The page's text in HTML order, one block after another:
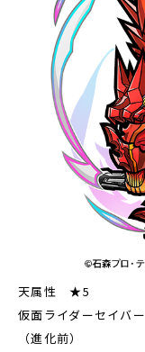
天属性 ★5
仮面ライダーセイバー
（進化前）